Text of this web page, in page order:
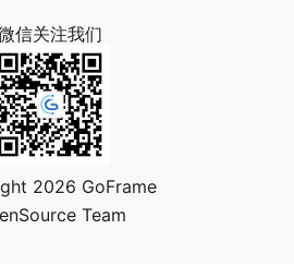
信关注我们
2026 GoFrame
Team